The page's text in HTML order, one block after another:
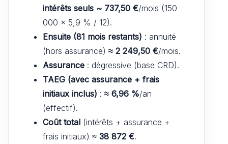
intérêts seuls ~ 737,50 €/mois (150
000 × 5,9 % / 12).
Ensuite (81 mois restants) : annuité
(hors assurance) ≈ 2 249,50 €/mois.
Assurance : dégressive (base CRD).
TAEG (avec assurance + frais
initiaux inclus) : ≈ 6,96 %/an
(effectif).
Coût total (intérêts + assurance +
frais initiaux) ≈ 38 872 €.